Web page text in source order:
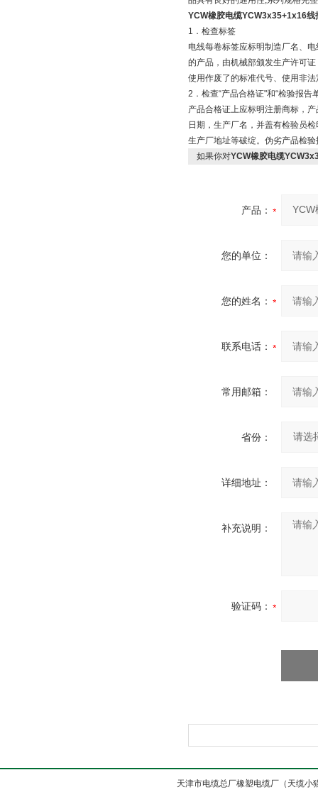
YCW橡胶电缆YCW3x35+1x16线
1．检查标签
电线每卷标签应标明制造厂名、
的产品，由机械部颁发生产许可
使用作废了的标准代号、使用非
2．检查“产品合格证"和“检验报告
产品合格证上应标明注册商标，
日期，生产厂名，并盖有检验员
生产厂地址等破绽。伪劣产品检
如果你对YCW橡胶电缆
产品：
您的单位：
您的姓名：
联系电话：
常用邮箱：
省份：
详细地址：
补充说明：
验证码：
天津市电缆总厂橡塑电缆厂（天缆